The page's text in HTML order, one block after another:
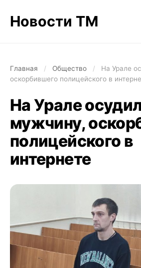
Новости ТМ
Главная / Общество /
На Урале
оскорбившего полицейского в
На Урале
мужчину,
полицейского в
интернете